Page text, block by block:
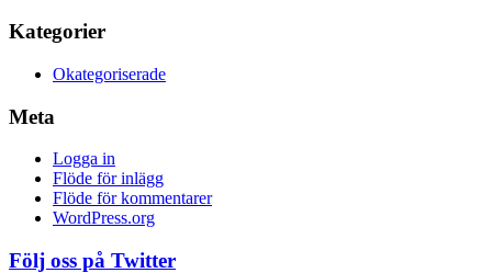
Kategorier
Okategoriserade
Meta
Logga in
Flöde för inlägg
Flöde för kommentarer
WordPress.org
Följ oss på Twitter